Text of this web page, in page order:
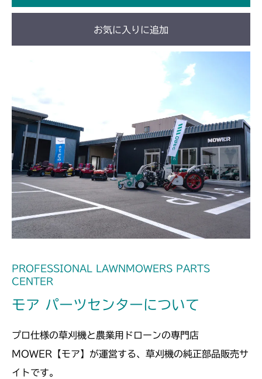
ミッション FIG2 第2軸
CM2201YCV/YCS
ミッション FIG2 第2軸
CM2203RC
ミッション FIG2 第2軸
CM2203YC/YCV/YCV1
ミッション FIG2 第2軸
CM2501
ミッション FIG2 第2軸
CM2503
ミッション FIG2 第2軸
CMX1402RC
ミッション FIG2 第2軸
CMX1402HC
ミッション FIG2 第2軸
CMX186
ミッション FIG2 第2軸
CMX224
CMX227
ミッション FIG2 第2軸
CMX253
お気に入りに追加
PROFESSIONAL LAWNMOWERS PARTS
CENTER
モア パーツセンターについて
プロ仕様の草刈機と農業用ドローンの専門店
MOWER【モア】が運営する、草刈機の純正部品販売サ
イトです。